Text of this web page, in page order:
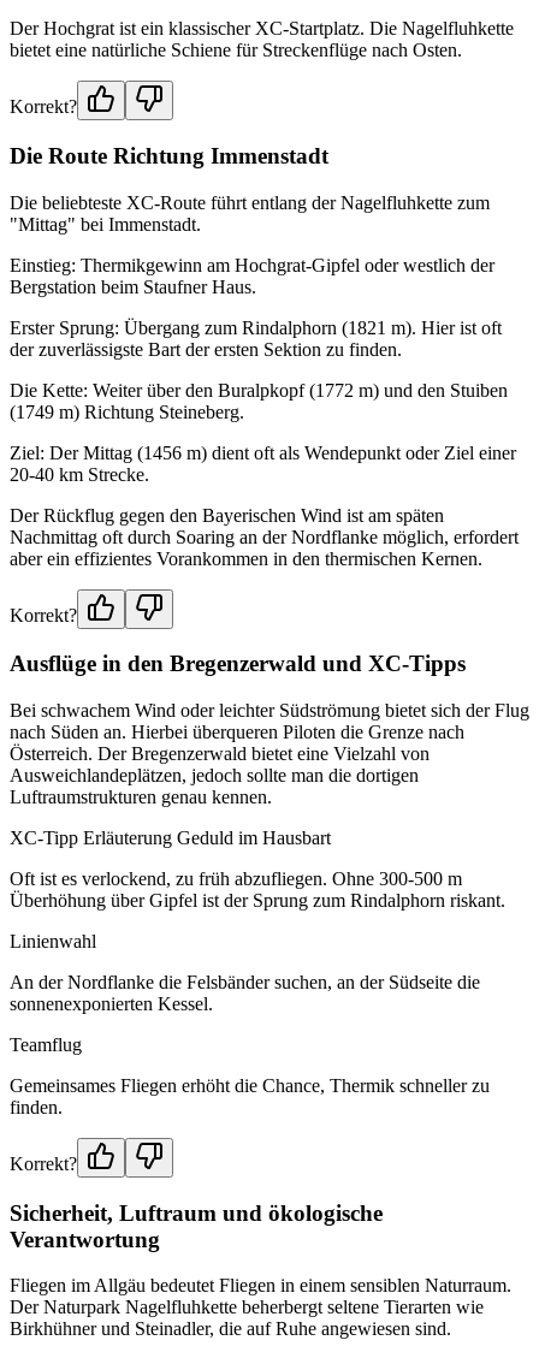
Der Hochgrat ist ein klassischer XC-Startplatz. Die Nagelfluhkette
bietet eine natürliche Schiene für Streckenflüge nach Osten.
Korrekt?
Die Route Richtung Immenstadt
Die beliebteste XC-Route führt entlang der Nagelfluhkette zum
"Mittag" bei Immenstadt.
Einstieg: Thermikgewinn am Hochgrat-Gipfel oder westlich der
Bergstation beim Staufner Haus.
Erster Sprung: Übergang zum Rindalphorn (1821 m). Hier ist oft
der zuverlässigste Bart der ersten Sektion zu finden.
Die Kette: Weiter über den Buralpkopf (1772 m) und den Stuiben
(1749 m) Richtung Steineberg.
Ziel: Der Mittag (1456 m) dient oft als Wendepunkt oder Ziel einer
20-40 km Strecke.
Der Rückflug gegen den Bayerischen Wind ist am späten
Nachmittag oft durch Soaring an der Nordflanke möglich, erfordert
aber ein effizientes Vorankommen in den thermischen Kernen.
Korrekt?
Ausflüge in den Bregenzerwald und XC-Tipps
Bei schwachem Wind oder leichter Südströmung bietet sich der Flug
nach Süden an. Hierbei überqueren Piloten die Grenze nach
Österreich. Der Bregenzerwald bietet eine Vielzahl von
Ausweichlandeplätzen, jedoch sollte man die dortigen
Luftraumstrukturen genau kennen.
XC-Tipp Erläuterung Geduld im Hausbart
Oft ist es verlockend, zu früh abzufliegen. Ohne 300-500 m
Überhöhung über Gipfel ist der Sprung zum Rindalphorn riskant.
Linienwahl
An der Nordflanke die Felsbänder suchen, an der Südseite die
sonnenexponierten Kessel.
Teamflug
Gemeinsames Fliegen erhöht die Chance, Thermik schneller zu
finden.
Korrekt?
Sicherheit, Luftraum und ökologische
Verantwortung
Fliegen im Allgäu bedeutet Fliegen in einem sensiblen Naturraum.
Der Naturpark Nagelfluhkette beherbergt seltene Tierarten wie
Birkhühner und Steinadler, die auf Ruhe angewiesen sind.